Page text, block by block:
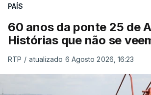
PAÍS
60 anos da ponte 25 de
Histórias que não se
RTP / atualizado 6 Agosto 2026, 16:23